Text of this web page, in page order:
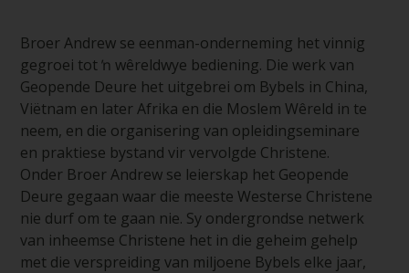
Broer Andrew se eenman-onderneming het vinnig
gegroei tot ŉ wêreldwye bediening. Die werk van
Geopende Deure het uitgebrei om Bybels in China,
Viëtnam en later Afrika en die Moslem Wêreld in te
neem, en die organisering van opleidingseminare
en praktiese bystand vir vervolgde Christene.
Onder Broer Andrew se leierskap het Geopende
Deure gegaan waar die meeste Westerse Christene
nie durf om te gaan nie. Sy ondergrondse netwerk
van inheemse Christene het in die geheim gehelp
met die verspreiding van miljoene Bybels elke jaar,